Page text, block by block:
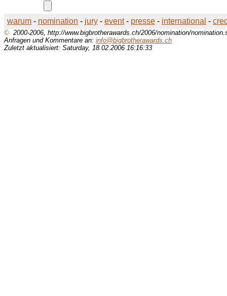
warum - nomination - jury - event- presse - international -
© 2000-2006, http://www.bigbrotherawards.ch/2006/nomination/
Anfragen und Kommentare an: info@bigbrotherawards.ch
Zuletzt aktualisiert: Saturday, 18.02.2006 16:16:33